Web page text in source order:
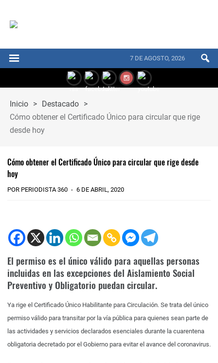
7 DE AGOSTO, 2026
Inicio > Destacado >
Cómo obtener el Certificado Único para circular que rige
desde hoy
Cómo obtener el Certificado Único para circular que rige desde
hoy
POR PERIODISTA 360 6 DE ABRIL, 2020
El permiso es el único válido para aquellas personas
incluidas en las excepciones del Aislamiento Social
Preventivo y Obligatorio puedan circular.
Ya rige el Certificado Único Habilitante para Circulación. Se trata del único
permiso válido para transitar por la vía pública para quienes sean parte de
las actividades y servicios declarados esenciales durante la cuarentena
obligatoria decretado por el Gobierno para evitar el avance del coronavirus.